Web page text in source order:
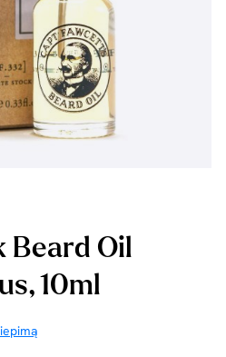
Beard Oil
10ml